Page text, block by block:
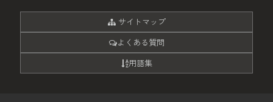
サイトマップ
よくある質問
用語集